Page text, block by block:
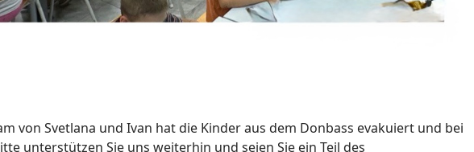
von Svetlana und Ivan hat die Kinder aus dem Donbass evakuiert und bei
unterstützen Sie uns weiterhin und seien Sie ein Teil des